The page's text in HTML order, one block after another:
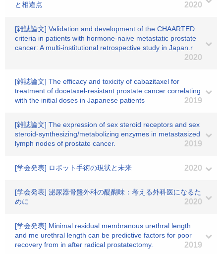
と相違点
2020
[雑誌論文] Validation and development of the CHAARTED
criteria in patients with hormone-naive metastatic prostate
cancer: A multi-institutional retrospective study in Japan.r
2020
[雑誌論文] The efficacy and toxicity of cabazitaxel for
treatment of docetaxel-resistant prostate cancer correlating
with the initial doses in Japanese patients
2019
[雑誌論文] The expression of sex steroid receptors and sex
steroid-synthesizing/metabolizing enzymes in metastasized
lymph nodes of prostate cancer.
2019
[学会発表] ロボット手術の現状と未来 2020
[学会発表] 泌尿器骨盤外科の醍醐味：考える外科医になるた
めに
2020
[学会発表] Minimal residual membranous urethral length
and me urethral length can be predictive factors for poor
recovery from in after radical prostatectomy.
2019